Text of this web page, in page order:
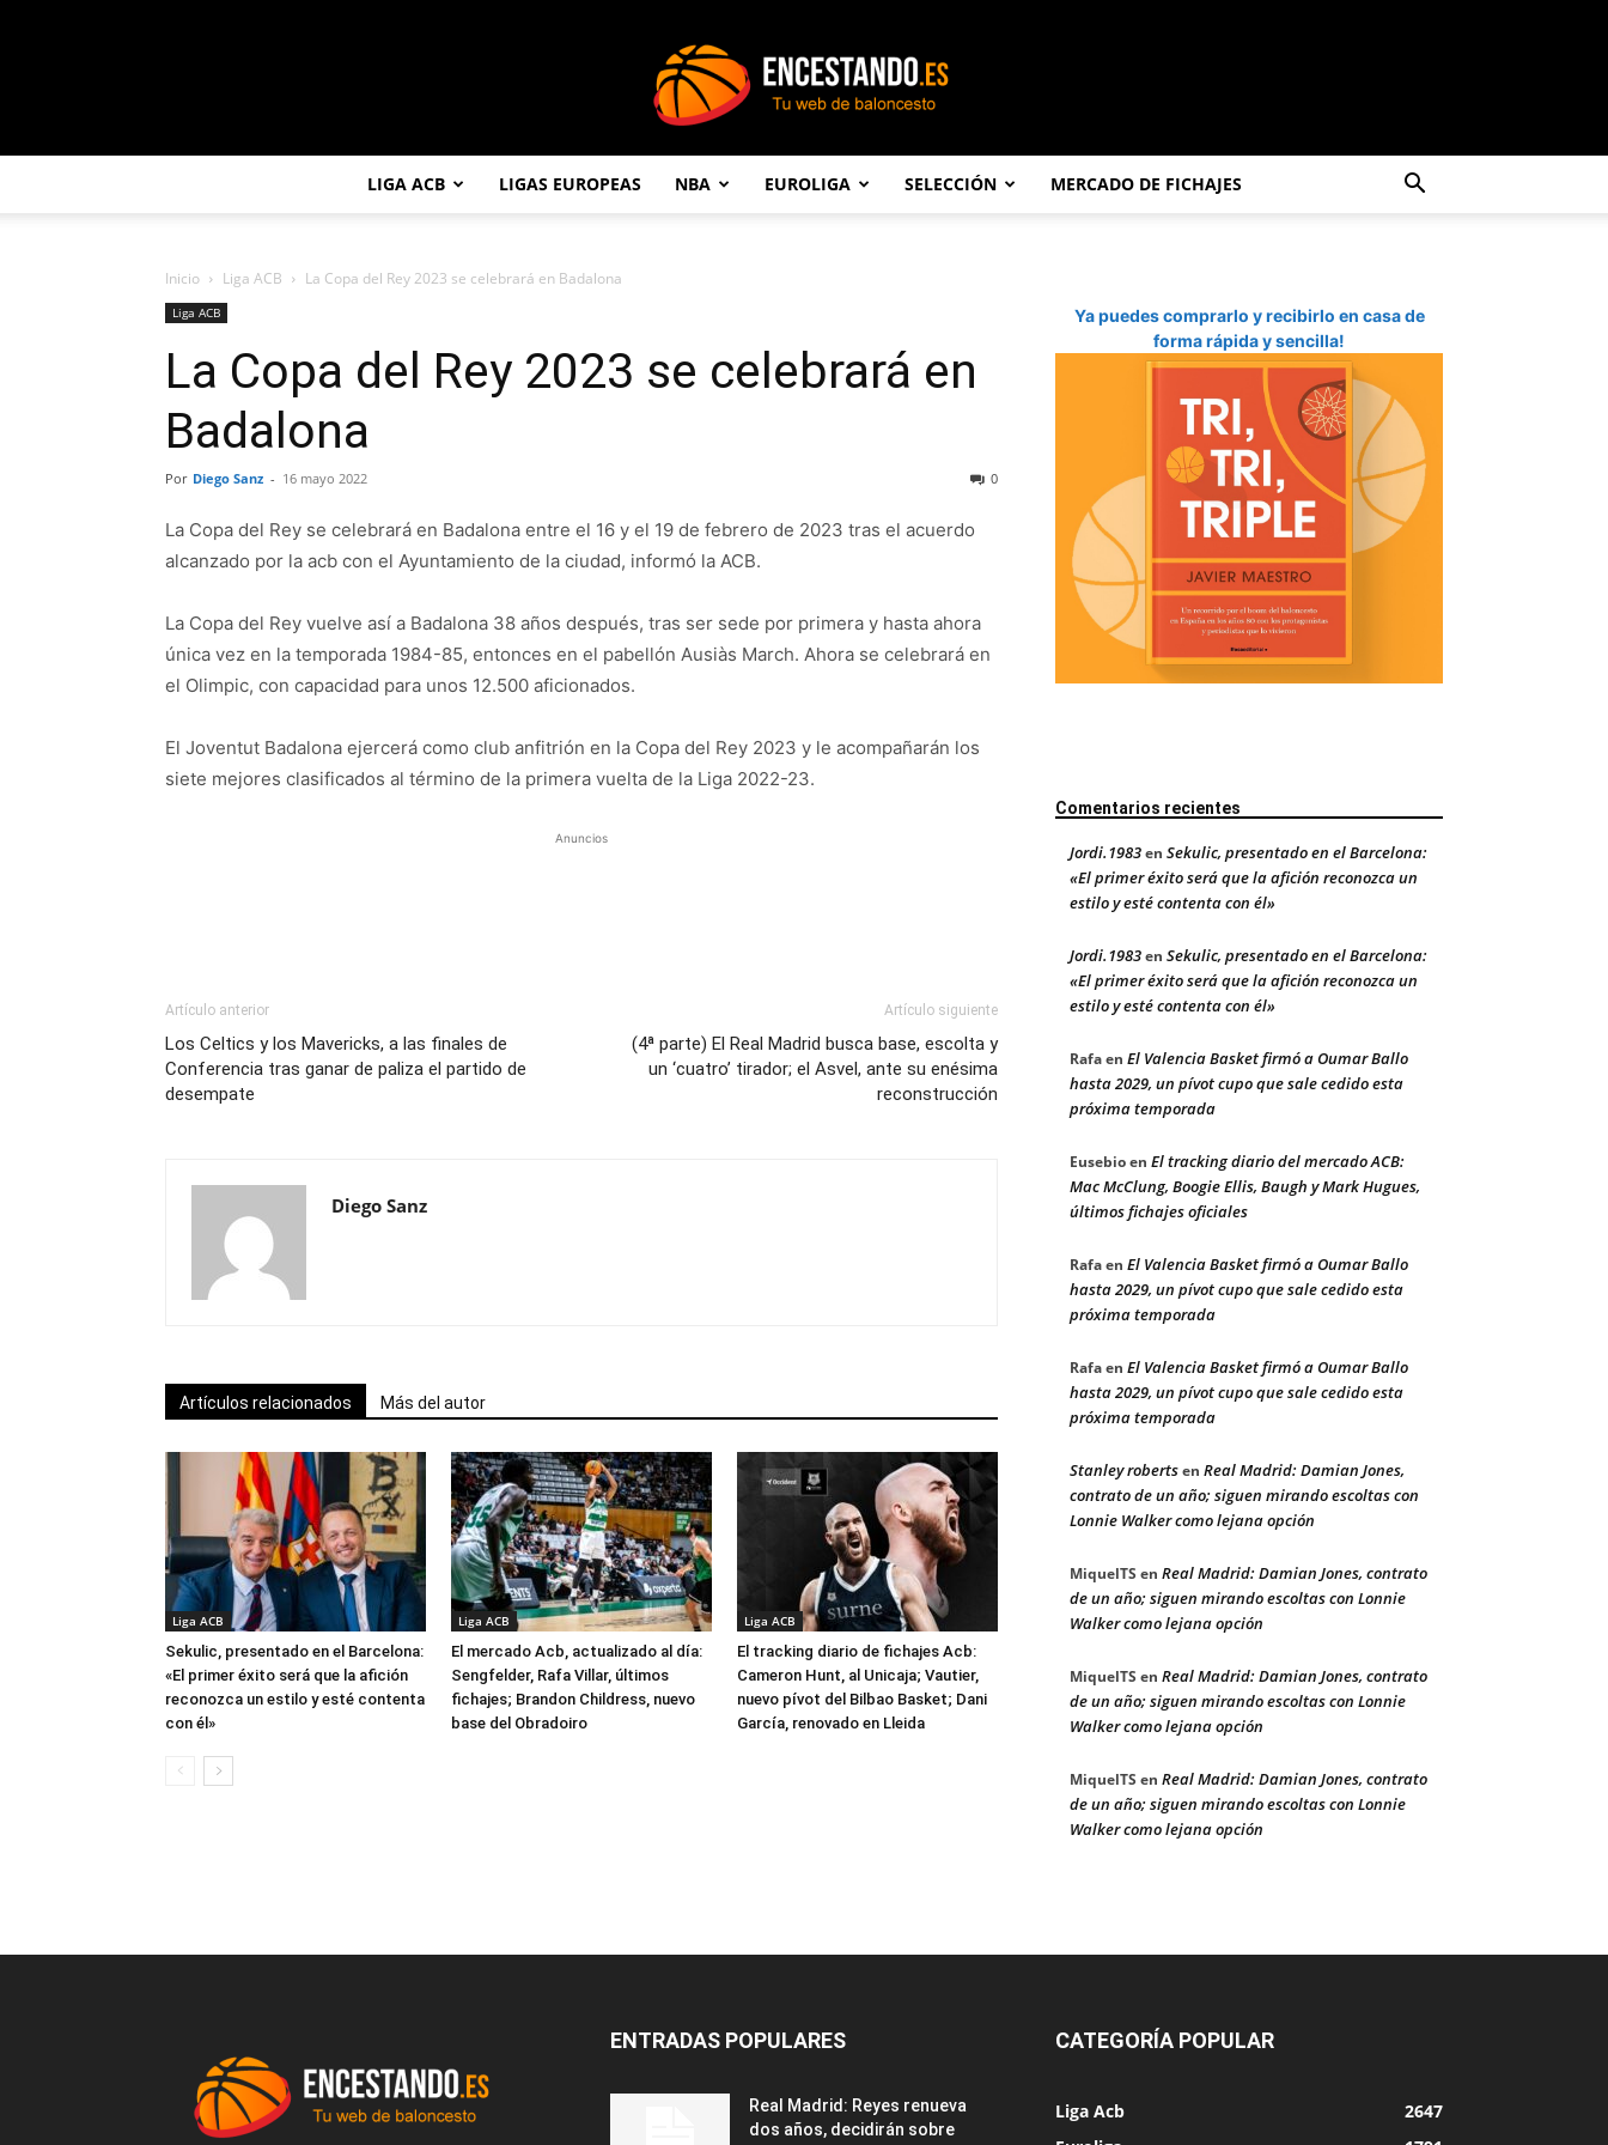
LIGA ACB LIGAS EUROPEAS NBA EUROLIGA SELECCIÓN MERCADO DE FICHAJES
Inicio Liga ACB La Copa del Rey 2023 se celebrará en Badalona
Liga ACB
La Copa del Rey 2023 se celebrará en
Badalona
Por Diego Sanz - 16 mayo 2022 0
La Copa del Rey se celebrará en Badalona entre el 16 y el 19 de febrero de 2023 tras el acuerdo
alcanzado por la acb con el Ayuntamiento de la ciudad, informó la ACB.
La Copa del Rey vuelve así a Badalona 38 años después, tras ser sede por primera y hasta ahora
única vez en la temporada 1984-85, entonces en el pabellón Ausiàs March. Ahora se celebrará en
el Olimpic, con capacidad para unos 12.500 aficionados.
El Joventut Badalona ejercerá como club anfitrión en la Copa del Rey 2023 y le acompañarán los
siete mejores clasificados al término de la primera vuelta de la Liga 2022-23.
Anuncios
Artículo anterior
Los Celtics y los Mavericks, a las finales de
Conferencia tras ganar de paliza el partido de
desempate
Artículo siguiente
(4ª parte) El Real Madrid busca base, escolta y
un ‘cuatro’ tirador; el Asvel, ante su enésima
reconstrucción
Diego Sanz
Artículos relacionados Más del autor
Liga ACB
Sekulic, presentado en el Barcelona:
«El primer éxito será que la afición
reconozca un estilo y esté contenta
con él»
Liga ACB
El mercado Acb, actualizado al día:
Sengfelder, Rafa Villar, últimos
fichajes; Brandon Childress, nuevo
base del Obradoiro
Liga ACB
El tracking diario de fichajes Acb:
Cameron Hunt, al Unicaja; Vautier,
nuevo pívot del Bilbao Basket; Dani
García, renovado en Lleida
Ya puedes comprarlo y recibirlo en casa de
forma rápida y sencilla!
Comentarios recientes
Jordi.1983en Sekulic, presentado en el Barcelona:
«El primer éxito será que la afición reconozca un
estilo y esté contenta con él»
Jordi.1983en Sekulic, presentado en el Barcelona:
«El primer éxito será que la afición reconozca un
estilo y esté contenta con él»
Rafaen El Valencia Basket firmó a Oumar Ballo
hasta 2029, un pívot cupo que sale cedido esta
próxima temporada
Eusebioen El tracking diario del mercado ACB:
Mac McClung, Boogie Ellis, Baugh y Mark Hugues,
últimos fichajes oficiales
Rafaen El Valencia Basket firmó a Oumar Ballo
hasta 2029, un pívot cupo que sale cedido esta
próxima temporada
Rafaen El Valencia Basket firmó a Oumar Ballo
hasta 2029, un pívot cupo que sale cedido esta
próxima temporada
Stanley robertsen Real Madrid: Damian Jones,
contrato de un año; siguen mirando escoltas con
Lonnie Walker como lejana opción
MiquelTS en Real Madrid: Damian Jones, contrato
de un año; siguen mirando escoltas con Lonnie
Walker como lejana opción
MiquelTS en Real Madrid: Damian Jones, contrato
de un año; siguen mirando escoltas con Lonnie
Walker como lejana opción
MiquelTS en Real Madrid: Damian Jones, contrato
de un año; siguen mirando escoltas con Lonnie
Walker como lejana opción
ENTRADAS POPULARES
Real Madrid: Reyes renueva
dos años, decidirán sobre
CATEGORÍA POPULAR
Liga Acb
2647